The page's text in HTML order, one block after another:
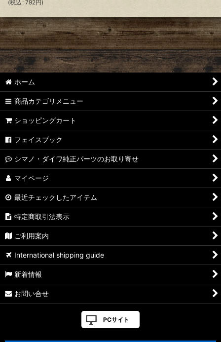
(税込 : 792円)
ホーム
商品カテゴリメニュー
ショッピングカート
フェイスブック
シマノ・ダイワ純正パーツのお取り寄せ
マイページ
最近チェックしたアイテム
特定商取引法表示
ご利用案内
International shipping guide
新着情報
お問い合せ
PCサイト